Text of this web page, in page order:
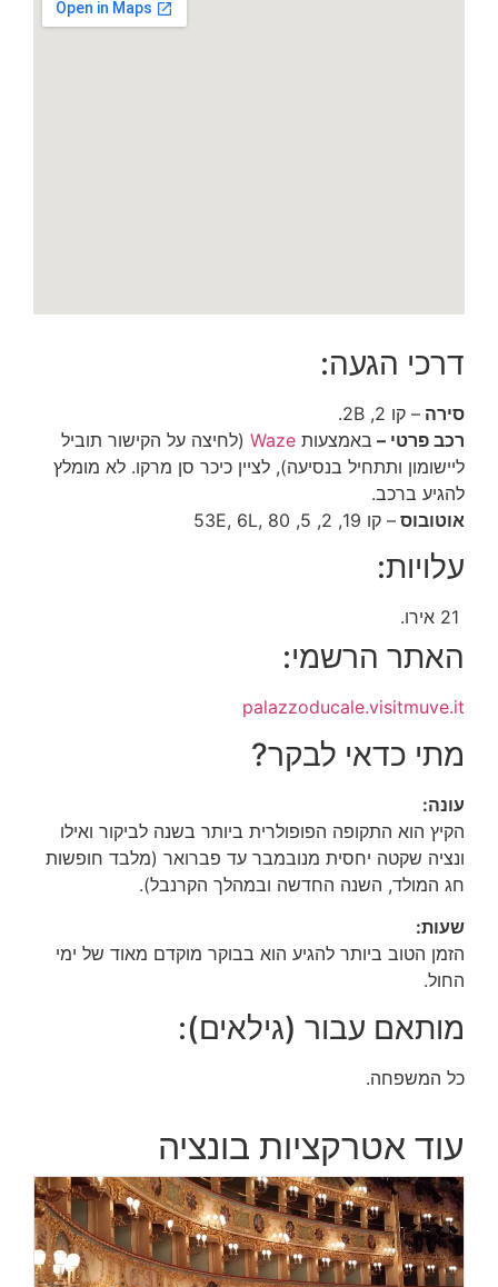
דרכי הגעה:
סירה – קו 2, 2B.
רכב פרטי – באמצעות Waze (לחיצה על הקישור תוביל
ליישומון ותתחיל בנסיעה), לציין כיכר סן מרקו. לא מומלץ
להגיע ברכב.
אוטובוס – קו 19, 2, 5, 53E, 6L, 80
עלויות:
האתר הרשמי:
palazzoducale.visitmuve.it
מתי כדאי לבקר?
עונה:
הקיץ הוא התקופה הפופולרית ביותר בשנה לביקור ואילו
ונציה שקטה יחסית מנובמבר עד פברואר (מלבד חופשות
חג המולד, השנה החדשה ובמהלך הקרנבל).
שעות:
הזמן הטוב ביותר להגיע הוא בבוקר מוקדם מאוד של ימי
החול.
מותאם עבור (גילאים):
כל המשפחה.
עוד אטרקציות בונציה